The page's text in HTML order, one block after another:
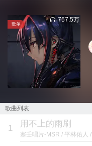
歌单
757.5万
歌曲列表
1 用不上的雨刷
塞壬唱片-MSR / 平林佑人